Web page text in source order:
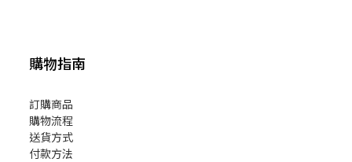
購物指南
訂購商品
購物流程
送貨方式
付款方法